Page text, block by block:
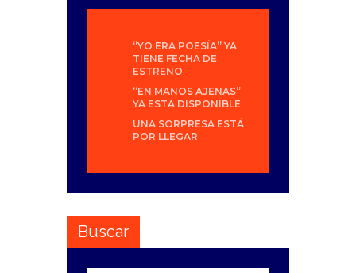
“YO ERA POESÍA” YA
TIENE FECHA DE
ESTRENO
“EN MANOS AJENAS”
YA ESTÁ DISPONIBLE
UNA SORPRESA ESTÁ
POR LLEGAR
Buscar